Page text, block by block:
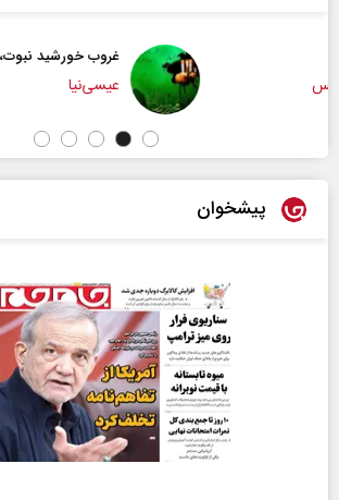
غروب خورشید نبوت، طلوع تمدن امت
عیسی‌نیا
پیشخوان